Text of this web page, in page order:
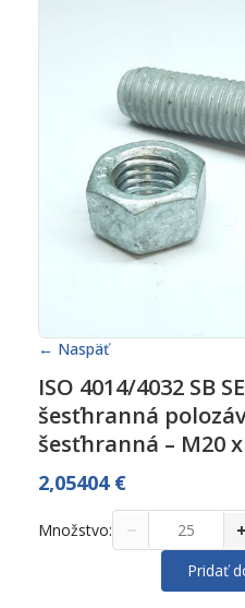
← Naspäť
ISO 4014/4032 SB
šesťhranná
šesťhranná – M20
2,05404 €
Množstvo: − +
Pridať